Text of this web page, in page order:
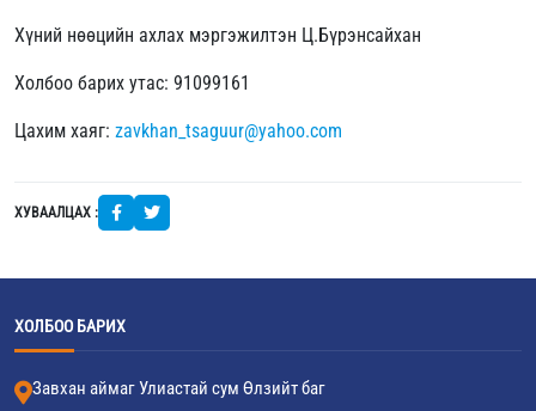
Хүний нөөцийн ахлах мэргэжилтэн Ц.Бүрэнсайхан
Холбоо барих утас: 91099161
Цахим хаяг: zavkhan_tsaguur@yahoo.com
ХУВААЛЦАХ :
ХОЛБОО БАРИХ
Завхан аймаг Улиастай сум Өлзийт баг